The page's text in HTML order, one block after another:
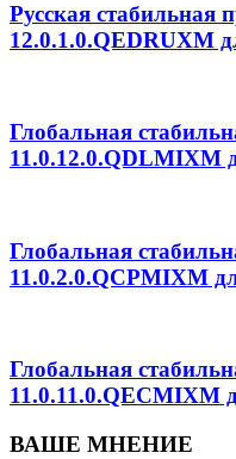
Русская стабильная
12.0.1.0.QEDRUXM
Глобальная
11.0.12.0.QDLMIXM
Глобальная
11.0.2.0.QCPMIXM
Глобальная
11.0.11.0.QECMIXM
ВАШЕ МНЕНИЕ